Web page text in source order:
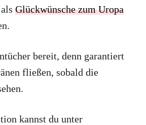
Glückwünsche zum Uropa
bereit, denn garantiert
fließen, sobald die
kannst du unter